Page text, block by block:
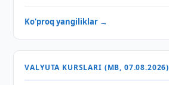
Ko'proq yangiliklar →
VALYUTA KURSLARI (MB, 07.08.2026)